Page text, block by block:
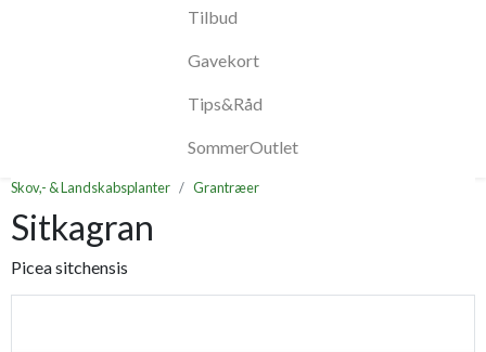
Tilbud
Gavekort
Tips&Råd
SommerOutlet
Skov,- & Landskabsplanter Grantræer
Sitkagran
Picea sitchensis